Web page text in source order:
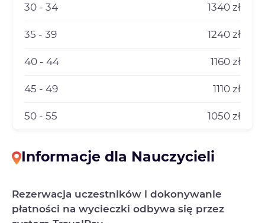
30 - 34 1340 zł
35 - 39 1240 zł
40 - 44 1160 zł
45 - 49 1110 zł
50 - 55 1050 zł
Informacje dla Nauczycieli
Rezerwacja uczestników i dokonywanie
płatności na wycieczki odbywa się przez